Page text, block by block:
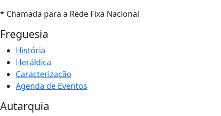
* Chamada para a Rede Fixa Nacional
Freguesia
História
Heráldica
Caracterização
Agenda de Eventos
Autarquia